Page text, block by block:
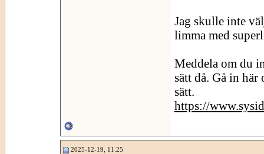
Jag skulle inte
limma med
Meddela om du
sätt då. Gå in
sätt.
https://
2025-12-19, 11:25